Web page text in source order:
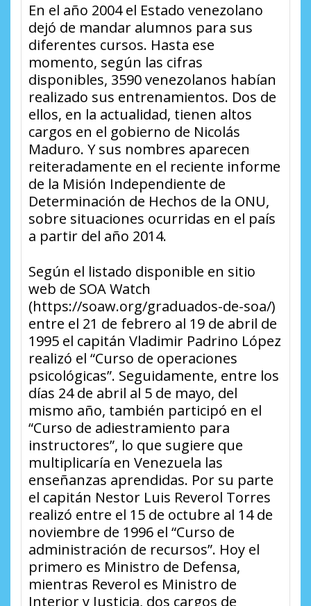
En el año 2004 el Estado venezolano
dejó de mandar alumnos para sus
diferentes cursos. Hasta ese
momento, según las cifras
disponibles, 3590 venezolanos habían
realizado sus entrenamientos. Dos de
ellos, en la actualidad, tienen altos
cargos en el gobierno de Nicolás
Maduro. Y sus nombres aparecen
reiteradamente en el reciente informe
de la Misión Independiente de
Determinación de Hechos de la ONU,
sobre situaciones ocurridas en el país
a partir del año 2014.
Según el listado disponible en sitio
web de SOA Watch
(https://soaw.org/graduados-de-soa/)
entre el 21 de febrero al 19 de abril de
1995 el capitán Vladimir Padrino López
realizó el “Curso de operaciones
psicológicas”. Seguidamente, entre los
días 24 de abril al 5 de mayo, del
mismo año, también participó en el
“Curso de adiestramiento para
instructores”, lo que sugiere que
multiplicaría en Venezuela las
enseñanzas aprendidas. Por su parte
el capitán Nestor Luis Reverol Torres
realizó entre el 15 de octubre al 14 de
noviembre de 1996 el “Curso de
administración de recursos”. Hoy el
primero es Ministro de Defensa,
mientras Reverol es Ministro de
Interior y Justicia, dos cargos de